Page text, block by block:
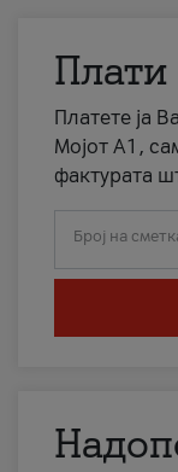
Плати
Платете ја
Мојот А1,
фактурата
Број на